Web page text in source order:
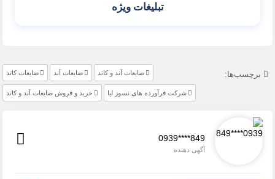
تبلیغات ویژه
برچسب‌ها: ضایعات آند و کاتد ضایعات آند ضایعات کاتد
شرکت فرآورده های نسوز لیا خرید و فروش ضایعات آند و کاتد
0939****849
آگهی دهنده